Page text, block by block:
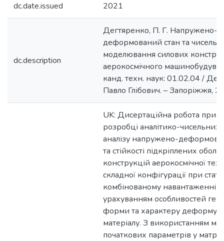
dc.date.issued 2021
dc.description
Дегтяренко, П. Г. Напружено-
деформований стан та
моделювання силових
аерокосмічного
канд. техн. наук: 01.02.04 /
Павло Глібович. – Запоріжжя,
UK: Дисертаційна робота
розробці аналітико-чисельних
аналізу напружено-
та стійкості підкріплених
конструкцій аерокосмічної
складної конфігурації при
комбінованому навантаженні з
урахуванням особливостей
форми та характеру
матеріалу. З використанням
початкових параметрів у